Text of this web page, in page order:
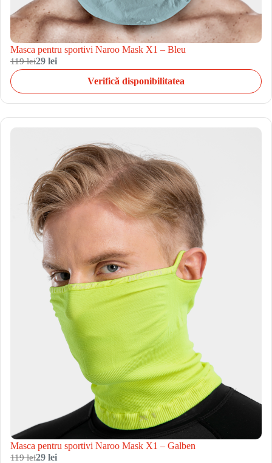
Masca pentru sportivi Naroo Mask X1 – Bleu
119 lei29 lei
Verifică disponibilitatea
Masca pentru sportivi Naroo Mask X1 – Galben
119 lei29 lei